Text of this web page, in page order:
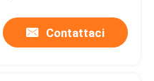
Contattaci